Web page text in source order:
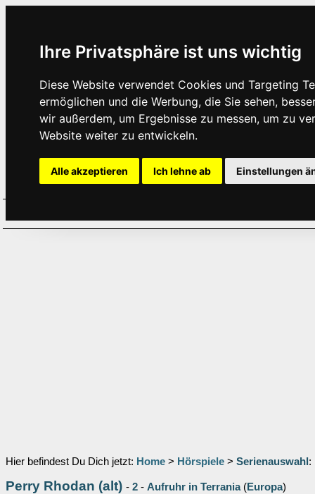
Ihre Privatsphäre ist uns wichtig
Diese Website verwendet Cookies und Targeting
ermöglichen und die Werbung, die Sie sehen,
wir außerdem, um Ergebnisse zu messen, um zu
Website weiter zu entwickeln.
Alle akzeptieren Ich lehne ab Einstellungen
Hier befindest Du Dich jetzt: Home > Hörspiele > Serienauswahl :
Perry Rhodan (alt) - 2 - Aufruhr in Terrania(Europa)